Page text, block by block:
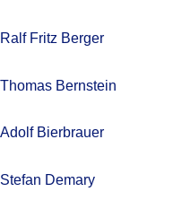
Ralf Fritz Berger
Thomas Bernstein
Adolf Bierbrauer
Stefan Demary